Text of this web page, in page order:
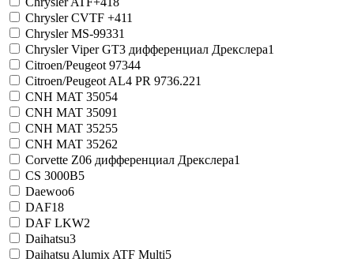
Chrysler CVTF +411
Chrysler MS-99331
Chrysler Viper GT3 дифференциал Дрекслера1
Citroen/Peugeot 97344
Citroen/Peugeot AL4 PR 9736.221
CNH MAT 35054
CNH MAT 35091
CNH MAT 35255
CNH MAT 35262
Corvette Z06 дифференциал Дрекслера1
CS 3000B5
Daewoo6
DAF18
DAF LKW2
Daihatsu3
Daihatsu Alumix ATF Multi5